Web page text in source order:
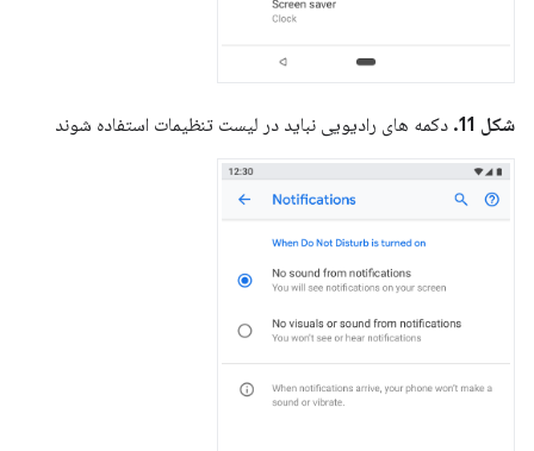
شکل 11. دکمه های رادیویی نباید در لیست تنظیمات استفاده شوند